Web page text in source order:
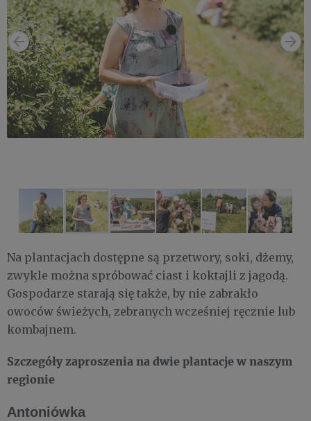
Na plantacjach dostępne są przetwory, soki, dżemy,
zwykle można spróbować ciast i koktajli z jagodą.
Gospodarze starają się także, by nie zabrakło
owoców świeżych, zebranych wcześniej ręcznie lub
kombajnem.
Szczegóły zaproszenia na dwie plantacje w naszym
regionie
Antoniówka